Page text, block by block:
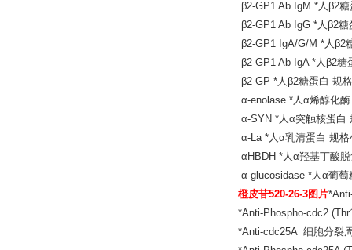
β2-GP1 Ab IgM *人β2
β2-GP1 Ab IgG *人β2
β2-GP1 IgA/G/M *人β2
β2-GP1 Ab IgA *人β2
β2-GP *人β2糖蛋白 规
α-enolase *人α烯醇化
α-SYN *人α突触核蛋白
α-La *人α乳清蛋白 规格
αHBDH *人α羟基丁酸
α-glucosidase *人α葡萄
橙皮苷520-26-3图片
*Anti-Phospho-cdc2
*Anti-cdc25A 细胞分裂